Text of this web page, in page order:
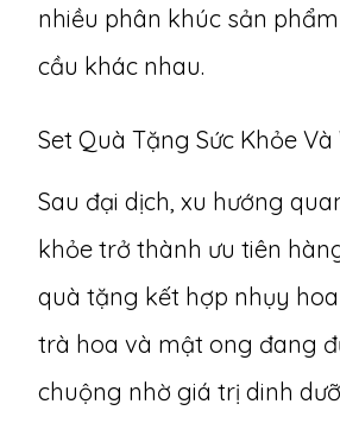
nhiều phân khúc sản
cầu khác nhau.
Set Quà Tặng Sức Khỏe
Sau đại dịch, xu hướng
khỏe trở thành ưu tiên
quà tặng kết hợp nhụy
trà hoa và mật ong đang
chuộng nhờ giá trị dinh